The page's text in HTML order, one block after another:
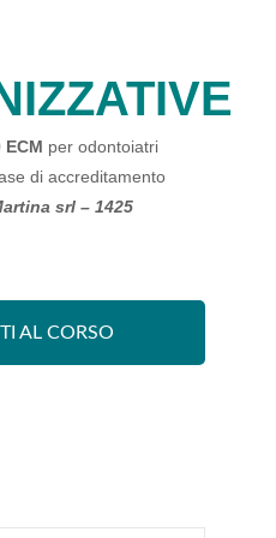
ECM per odontoiatri
di accreditamento
srl – 1425
AL CORSO